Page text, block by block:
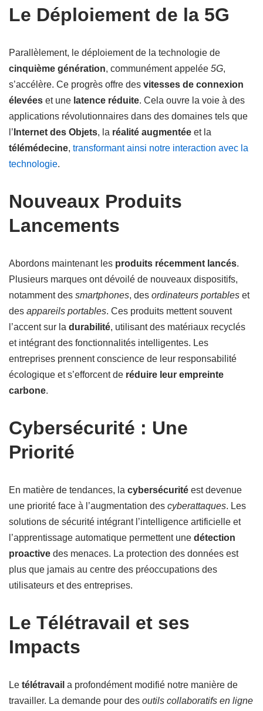
Le Déploiement de la 5G
Parallèlement, le déploiement de la technologie de
cinquième génération, communément appelée 5G,
s’accélère. Ce progrès offre des vitesses de connexion
élevées et une latence réduite. Cela ouvre la voie à des
applications révolutionnaires dans des domaines tels que
l’ Internet des Objets, la réalité augmentée et la
télémédecine, transformant ainsi notre interaction avec la
technologie.
Nouveaux Produits
Lancements
Abordons maintenant les produits récemment lancés.
Plusieurs marques ont dévoilé de nouveaux dispositifs,
notamment des smartphones, des ordinateurs portables et
des appareils portables. Ces produits mettent souvent
l’accent sur la durabilité, utilisant des matériaux recyclés
et intégrant des fonctionnalités intelligentes. Les
entreprises prennent conscience de leur responsabilité
écologique et s’efforcent de réduire leur empreinte
carbone.
Cybersécurité : Une
Priorité
En matière de tendances, la cybersécurité est devenue
une priorité face à l’augmentation des cyberattaques. Les
solutions de sécurité intégrant l’intelligence artificielle et
l’apprentissage automatique permettent une détection
proactive des menaces. La protection des données est
plus que jamais au centre des préoccupations des
utilisateurs et des entreprises.
Le Télétravail et ses
Impacts
Le télétravail a profondément modifié notre manière de
travailler. La demande pour des outils collaboratifs en ligne